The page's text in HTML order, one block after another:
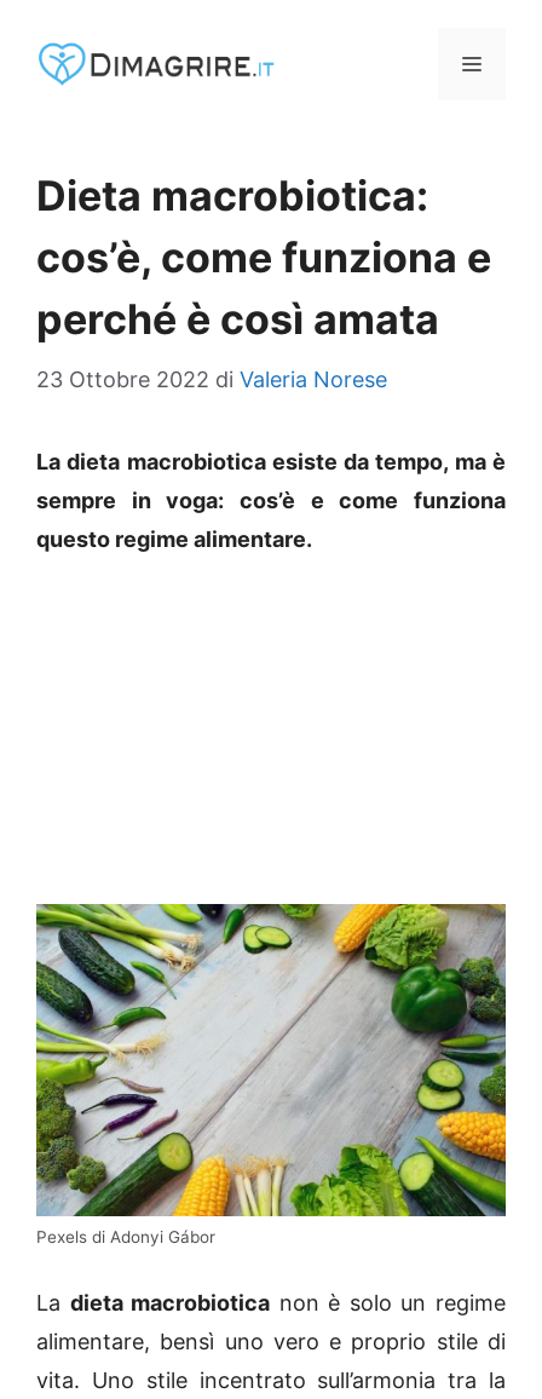
MENU
Dieta macrobiotica:
cos’è, come funziona e
perché è così amata
23 Ottobre 2022 di Valeria Norese
La dieta macrobiotica esiste da tempo, ma è
sempre in voga: cos’è e come funziona
questo regime alimentare.
Pexels di Adonyi Gábor
La dieta macrobiotica non è solo un regime
alimentare, bensì uno vero e proprio stile di
vita. Uno stile incentrato sull’armonia tra la